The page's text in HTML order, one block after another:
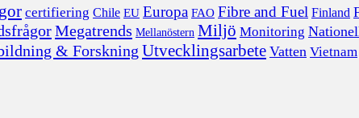
certifiering Chile EU Europa FAO Fibre and Fuel Finland
Megatrends Mellanöstern Miljö Monitoring
& Forskning Utvecklingsarbete Vatten Vietnam